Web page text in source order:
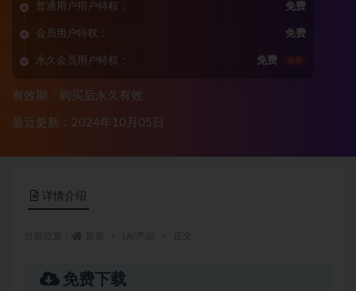
普通用户用户特权： 免费
会员用户特权： 免费
永久会员用户特权： 免费 推荐
有效期：购买后永久有效
最近更新：2024年10月05日
详情介绍
免费下载